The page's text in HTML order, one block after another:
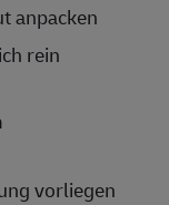
anpacken
rein
vorliegen